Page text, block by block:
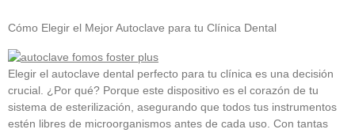
Cómo Elegir el Mejor Autoclave para tu Clínica Dental
Elegir el autoclave dental perfecto para tu clínica es una decisión
crucial. ¿Por qué? Porque este dispositivo es el corazón de tu
sistema de esterilización, asegurando que todos tus instrumentos
estén libres de microorganismos antes de cada uso. Con tantas